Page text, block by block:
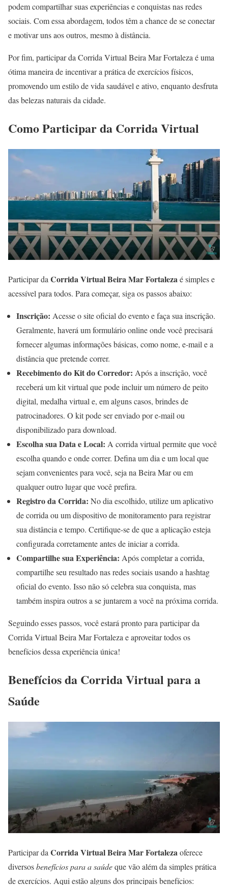
podem compartilhar suas experiências e conquistas nas redes
sociais. Com essa abordagem, todos têm a chance de se conectar
e motivar uns aos outros, mesmo à distância.
Por fim, participar da Corrida Virtual Beira Mar Fortaleza é uma
ótima maneira de incentivar a prática de exercícios físicos,
promovendo um estilo de vida saudável e ativo, enquanto desfruta
das belezas naturais da cidade.
Como Participar da Corrida Virtual
Participar daCorrida Virtual Beira Mar Fortalezaé simples e
acessível para todos. Para começar, siga os passos abaixo:
Inscrição: Acesse o site oficial do evento e faça sua inscrição.
Geralmente, haverá um formulário online onde você precisará
fornecer algumas informações básicas, como nome, e-mail e a
distância que pretende correr.
Recebimento do Kit do Corredor: Após a inscrição, você
receberá um kit virtual que pode incluir um número de peito
digital, medalha virtual e, em alguns casos, brindes de
patrocinadores. O kit pode ser enviado por e-mail ou
disponibilizado para download.
Escolha sua Data e Local: A corrida virtual permite que você
escolha quando e onde correr. Defina um dia e um local que
sejam convenientes para você, seja na Beira Mar ou em
qualquer outro lugar que você prefira.
Registro da Corrida: No dia escolhido, utilize um aplicativo
de corrida ou um dispositivo de monitoramento para registrar
sua distância e tempo. Certifique-se de que a aplicação esteja
configurada corretamente antes de iniciar a corrida.
Compartilhe sua Experiência: Após completar a corrida,
compartilhe seu resultado nas redes sociais usando a hashtag
oficial do evento. Isso não só celebra sua conquista, mas
também inspira outros a se juntarem a você na próxima corrida.
Seguindo esses passos, você estará pronto para participar da
Corrida Virtual Beira Mar Fortaleza e aproveitar todos os
benefícios dessa experiência única!
Benefícios da Corrida Virtual para a
Saúde
Participar da Corrida Virtual Beira Mar Fortaleza oferece
diversosbenefícios para a saúdeque vão além da simples prática
de exercícios. Aqui estão alguns dos principais benefícios: